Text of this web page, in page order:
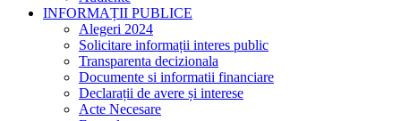
INFORMAȚII PUBLICE
Alegeri 2024
Solicitare informații interes public
Transparenta decizionala
Documente si informatii financiare
Declarații de avere și interese
Acte Necesare